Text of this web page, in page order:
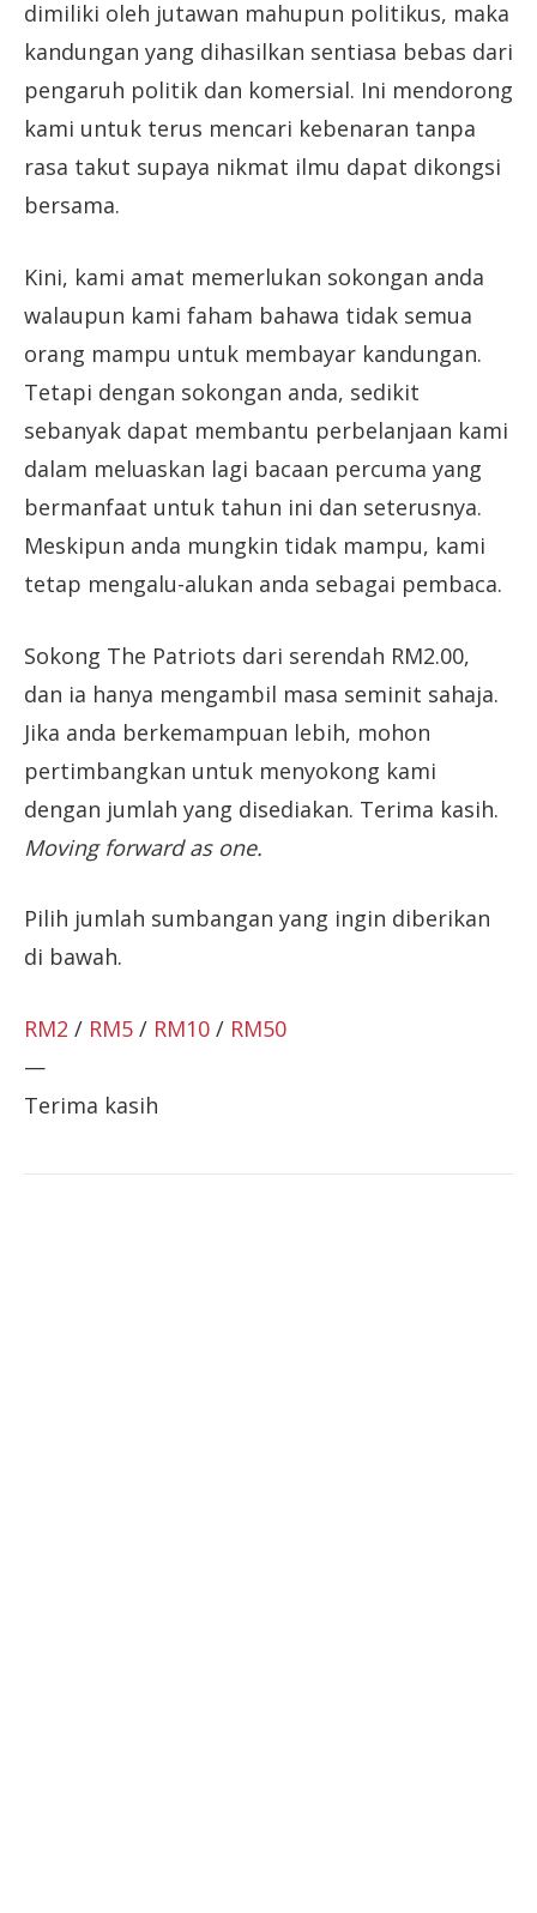
dimiliki oleh jutawan mahupun politikus, maka
kandungan yang dihasilkan sentiasa bebas dari
pengaruh politik dan komersial. Ini mendorong
kami untuk terus mencari kebenaran tanpa
rasa takut supaya nikmat ilmu dapat dikongsi
bersama.
Kini, kami amat memerlukan sokongan anda
walaupun kami faham bahawa tidak semua
orang mampu untuk membayar kandungan.
Tetapi dengan sokongan anda, sedikit
sebanyak dapat membantu perbelanjaan kami
dalam meluaskan lagi bacaan percuma yang
bermanfaat untuk tahun ini dan seterusnya.
Meskipun anda mungkin tidak mampu, kami
tetap mengalu-alukan anda sebagai pembaca.
Sokong The Patriots dari serendah RM2.00,
dan ia hanya mengambil masa seminit sahaja.
Jika anda berkemampuan lebih, mohon
pertimbangkan untuk menyokong kami
dengan jumlah yang disediakan. Terima kasih.
Moving forward as one.
Pilih jumlah sumbangan yang ingin diberikan
di bawah.
RM2 / RM5 / RM10 / RM50
—
Terima kasih